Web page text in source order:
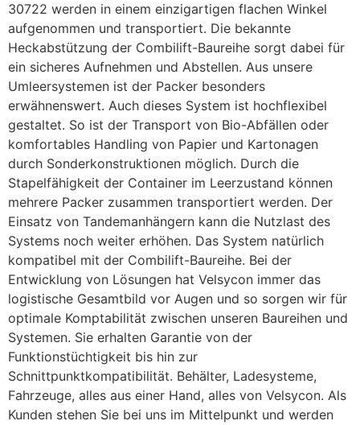
30722 werden in einem einzigartigen flachen Winkel
aufgenommen und transportiert. Die bekannte
Heckabstützung der Combilift-Baureihe sorgt dabei für
ein sicheres Aufnehmen und Abstellen. Aus unsere
Umleersystemen ist der Packer besonders
erwähnenswert. Auch dieses System ist hochflexibel
gestaltet. So ist der Transport von Bio-Abfällen oder
komfortables Handling von Papier und Kartonagen
durch Sonderkonstruktionen möglich. Durch die
Stapelfähigkeit der Container im Leerzustand können
mehrere Packer zusammen transportiert werden. Der
Einsatz von Tandemanhängern kann die Nutzlast des
Systems noch weiter erhöhen. Das System natürlich
kompatibel mit der Combilift-Baureihe. Bei der
Entwicklung von Lösungen hat Velsycon immer das
logistische Gesamtbild vor Augen und so sorgen wir für
optimale Komptabilität zwischen unseren Baureihen und
Systemen. Sie erhalten Garantie von der
Funktionstüchtigkeit bis hin zur
Schnittpunktkompatibilität. Behälter, Ladesysteme,
Fahrzeuge, alles aus einer Hand, alles von Velsycon. Als
Kunden stehen Sie bei uns im Mittelpunkt und werden